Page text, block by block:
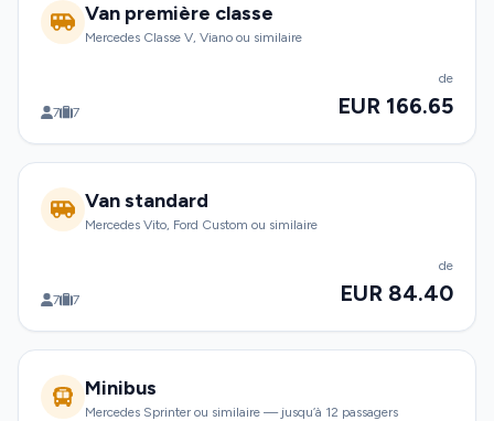
Van première classe
Mercedes Classe V, Viano ou similaire
7 7
de
EUR 166.65
Van standard
Mercedes Vito, Ford Custom ou similaire
7 7
de
EUR 84.40
Minibus
Mercedes Sprinter ou similaire — jusqu’à 12 passagers